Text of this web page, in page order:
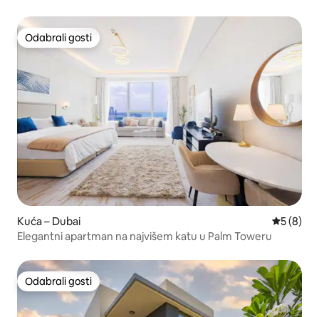
Odabrali gosti
Odabrali gosti
Kuća – Dubai
5 (8)
Elegantni apartman na najvišem katu u Palm Toweru
Odabrali gosti
Odabrali gosti